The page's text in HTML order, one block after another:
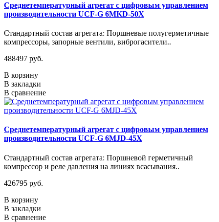
Среднетемпературный агрегат с цифровым управлением
производительности UCF-G 6MKD-50X
Стандартный состав агрегата: Поршневые полугерметичные
компрессоры, запорные вентили, виброгасители..
488497 руб.
В корзину
В закладки
В сравнение
Среднетемпературный агрегат с цифровым управлением
производительности UCF-G 6MJD-45X
Стандартный состав агрегата: Поршневой герметичный
компрессор и реле давления на линиях всасывания..
426795 руб.
В корзину
В закладки
В сравнение